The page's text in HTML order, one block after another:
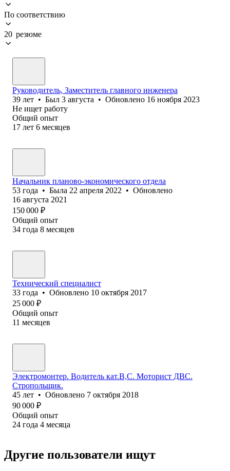
По соответствию
20 резюме
Руководитель, Заместитель главного инженера
39 лет • Был 3 августа • Обновлено 16 ноября 2023
Не ищет работу
Общий опыт
17 лет 6 месяцев
Начальник планово-экономического отдела
53 года • Была 22 апреля 2022 • Обновлено
16 августа 2021
150 000 ₽
Общий опыт
34 года 8 месяцев
Технический специалист
33 года • Обновлено 10 октября 2017
25 000 ₽
Общий опыт
11 месяцев
Электромонтер. Водитель кат.В,С. Моторист ДВС.
Стропольщик.
45 лет • Обновлено 7 октября 2018
90 000 ₽
Общий опыт
24 года 4 месяца
Другие пользователи ищут